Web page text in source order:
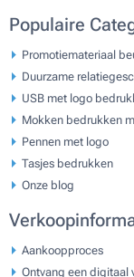
Populaire
Promotiemateriaal
Duurzame
USB met logo
Mokken bedrukken
Pennen met logo
Tasjes bedrukken
Onze blog
Aankoopproces
Ontvang een digitaal